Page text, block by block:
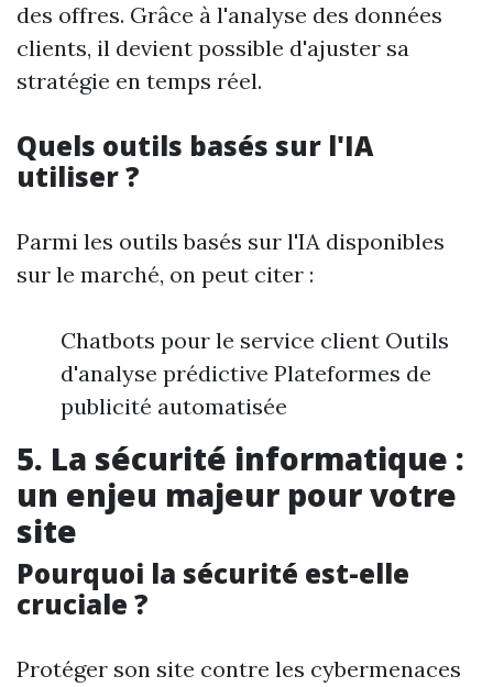
des offres. Grâce à l'analyse des données
clients, il devient possible d'ajuster sa
stratégie en temps réel.
Quels outils basés sur l'IA
utiliser ?
Parmi les outils basés sur l'IA disponibles
sur le marché, on peut citer :
Chatbots pour le service client Outils
d'analyse prédictive Plateformes de
publicité automatisée
5. La sécurité informatique :
un enjeu majeur pour votre
site
Pourquoi la sécurité est-elle
cruciale ?
Protéger son site contre les cybermenaces